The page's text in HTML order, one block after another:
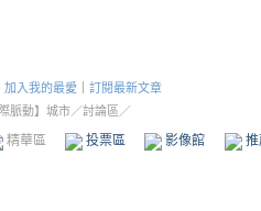
加入我的最愛
訂閱最新文章
脈動】城市／討論區／
精華區 投票區 影像館